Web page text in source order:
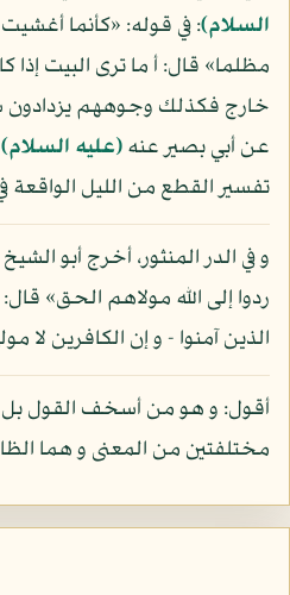
السلام): في قوله: «كأنما
مظلما» قال: أ ما ترى البيت إذا
خارج فكذلك وجوههم يزدادون
عن أبي بصير عنه(عليه السلام)
تفسير القطع من الليل الواقعة في
و في الدر المنثور، أخرج أبو
ردوا إلى الله مولاهم الحق»
الذين آمنوا - و إن الكافرين لا
أقول: و هو من أسخف القول بل
مختلفتين من المعنى و هما